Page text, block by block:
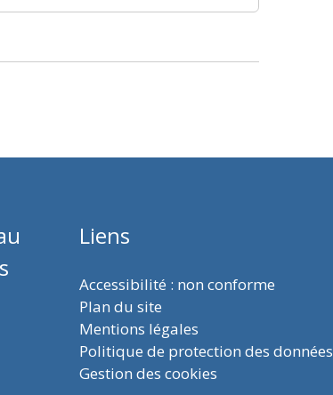
Liens
Accessibilité : non conforme
Plan du site
Mentions légales
Politique de protection des données
Gestion des cookies